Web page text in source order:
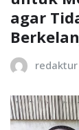
agar
redaktur